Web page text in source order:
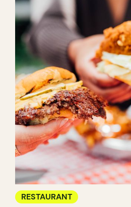
RESTAURANT